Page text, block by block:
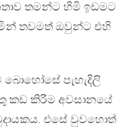
තමන්ට හිමි ඉඩමට
තවමත් ඔවුන්ට එහි
පැහැදිලි
කඩ කිරීම අවසානයේ
එසේ වුවහොත්